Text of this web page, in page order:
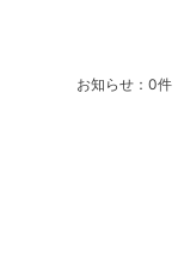
お知らせ： 0件